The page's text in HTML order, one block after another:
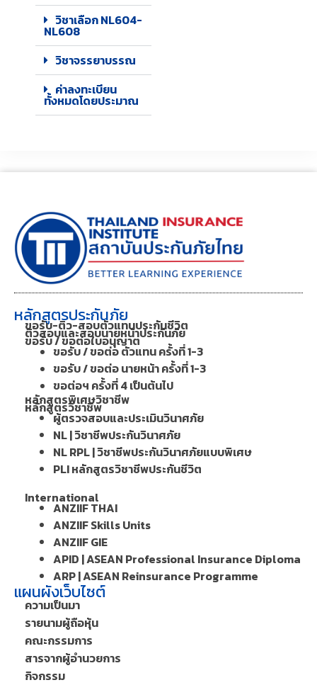
วิชาเลือก NL604-
NL608
วิชาจรรยาบรรณ
ค่าลงทะเบียน
ทั้งหมดโดยประมาณ
หลักสูตรประกันภัย
ขอรับ-ติว-สอบตัวแทนประกันชีวิต
ติวสอบและสอบนายหน้าประกันภัย
ขอรับ / ขอต่อใบอนุญาต
ขอรับ / ขอต่อ ตัวแทน ครั้งที่ 1-3
ขอรับ / ขอต่อ นายหน้า ครั้งที่ 1-3
ขอต่อฯ ครั้งที่ 4 เป็นต้นไป
หลักสูตรพิเศษวิชาชีพ
หลักสูตรวิชาชีพ
ผู้ตรวจสอบและประเมินวินาศภัย
NL | วิชาชีพประกันวินาศภัย
NL RPL | วิชาชีพประกันวินาศภัยแบบพิเศษ
PLI หลักสูตรวิชาชีพประกันชีวิต
International
ANZIIF THAI
ANZIIF Skills Units
ANZIIF GIE
APID | ASEAN Professional Insurance Diploma
ARP | ASEAN Reinsurance Programme
แผนผังเว็บไซต์
ความเป็นมา
รายนามผู้ถือหุ้น
คณะกรรมการ
สารจากผู้อำนวยการ
กิจกรรม